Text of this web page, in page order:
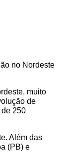
no Nordeste
muito
de
250
Além das
(PB) e